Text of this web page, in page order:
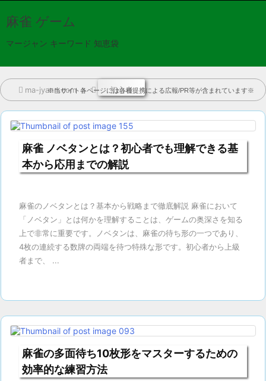

前へ

麻雀 ゲーム
マージャン キーワード 知恵袋
 ma-jyann.com >  初心者
※当サイト各ページには各種提携による広報/PR等が含まれています※
麻雀 ノベタンとは？初心者でも理解できる基
本から応用までの解説
麻雀のノベタンとは？基本から戦略まで徹底解説 麻雀において
「ノベタン」とは何かを理解することは、ゲームの奥深さを知る
上で非常に重要です。ノベタンは、麻雀の待ち形の一つであり、
4枚の連続する数牌の両端を待つ特殊な形です。初心者から上級
者まで、 ...
麻雀の多面待ち10枚形をマスターするための
効率的な練習方法